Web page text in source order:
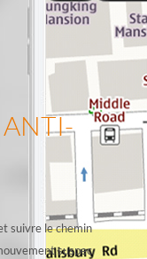
ANTI-
suivre le chemin
suspec